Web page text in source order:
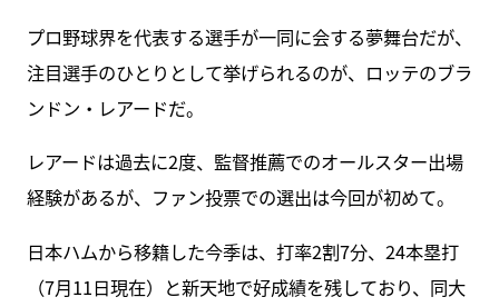
プロ野球界を代表する選手が一同に会する夢舞台だが、
注目選手のひとりとして挙げられるのが、ロッテのブラ
ンドン・レアードだ。
レアードは過去に2度、監督推薦でのオールスター出場
経験があるが、ファン投票での選出は今回が初めて。
日本ハムから移籍した今季は、打率2割7分、24本塁打
（7月11日現在）と新天地で好成績を残しており、同大